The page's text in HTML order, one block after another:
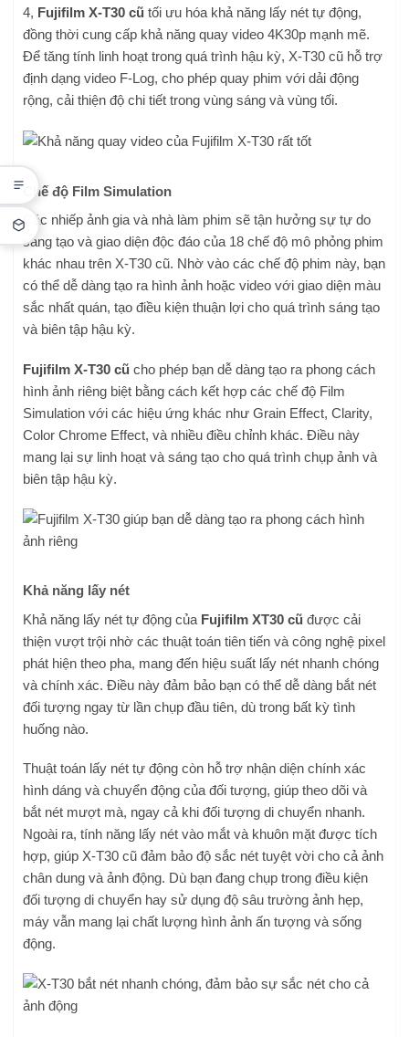
4, Fujifilm X-T30 cũ tối ưu hóa khả năng lấy nét tự động,
đồng thời cung cấp khả năng quay video 4K30p mạnh mẽ.
Để tăng tính linh hoạt trong quá trình hậu kỳ, X-T30 cũ hỗ trợ
định dạng video F-Log, cho phép quay phim với dải động
rộng, cải thiện độ chi tiết trong vùng sáng và vùng tối.
Chế độ Film Simulation
Các nhiếp ảnh gia và nhà làm phim sẽ tận hưởng sự tự do
sáng tạo và giao diện độc đáo của 18 chế độ mô phỏng phim
khác nhau trên X-T30 cũ. Nhờ vào các chế độ phim này, bạn
có thể dễ dàng tạo ra hình ảnh hoặc video với giao diện màu
sắc nhất quán, tạo điều kiện thuận lợi cho quá trình sáng tạo
và biên tập hậu kỳ.
Fujifilm X-T30 cũ cho phép bạn dễ dàng tạo ra phong cách
hình ảnh riêng biệt bằng cách kết hợp các chế độ Film
Simulation với các hiệu ứng khác như Grain Effect, Clarity,
Color Chrome Effect, và nhiều điều chỉnh khác. Điều này
mang lại sự linh hoạt và sáng tạo cho quá trình chụp ảnh và
biên tập hậu kỳ.
Khả năng lấy nét
Khả năng lấy nét tự động của Fujifilm XT30 cũ được cải
thiện vượt trội nhờ các thuật toán tiên tiến và công nghệ pixel
phát hiện theo pha, mang đến hiệu suất lấy nét nhanh chóng
và chính xác. Điều này đảm bảo bạn có thể dễ dàng bắt nét
đối tượng ngay từ lần chụp đầu tiên, dù trong bất kỳ tình
huống nào.
Thuật toán lấy nét tự động còn hỗ trợ nhận diện chính xác
hình dáng và chuyển động của đối tượng, giúp theo dõi và
bắt nét mượt mà, ngay cả khi đối tượng di chuyển nhanh.
Ngoài ra, tính năng lấy nét vào mắt và khuôn mặt được tích
hợp, giúp X-T30 cũ đảm bảo độ sắc nét tuyệt vời cho cả ảnh
chân dung và ảnh động. Dù bạn đang chụp trong điều kiện
đối tượng di chuyển hay sử dụng độ sâu trường ảnh hẹp,
máy vẫn mang lại chất lượng hình ảnh ấn tượng và sống
động.